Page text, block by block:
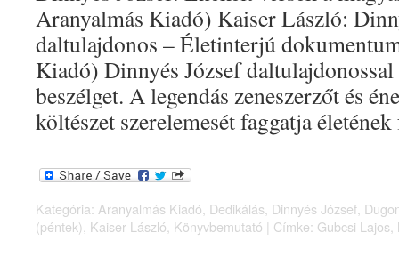
Aranyalmás Kiadó) Kaiser László:
daltulajdonos – Életinterjú
Kiadó) Dinnyés József
beszélget. A legendás zeneszerzőt és
költészet szerelemesét faggatja
Kategória: Aranyalmás Kiadó, Dedikálás, Dinnyés József,
(péntek), Kaiser László, Könyvbemutató | Címke: Gubcsi Lajos,